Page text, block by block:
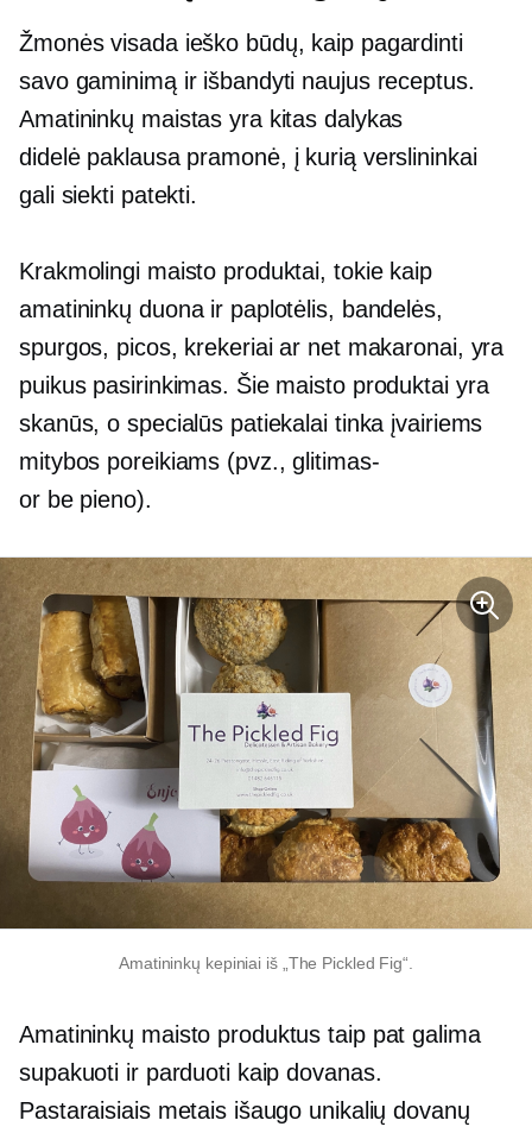
Žmonės visada ieško būdų, kaip pagardinti
savo gaminimą ir išbandyti naujus receptus.
Amatininkų maistas yra kitas dalykas
didelė paklausapramonė, į kurią verslininkai
gali siekti patekti.
Krakmolingi maisto produktai, tokie kaip
amatininkų duona ir paplotėlis, bandelės,
spurgos, picos, krekeriai ar net makaronai, yra
puikus pasirinkimas. Šie maisto produktai yra
skanūs, o specialūs patiekalai tinka įvairiems
mitybos poreikiams (pvz.,glitimas-
or be pieno).
Amatininkų kepiniai iš „The Pickled Fig“.
Amatininkų maisto produktus taip pat galima
supakuoti ir parduoti kaip dovanas.
Pastaraisiais metais išaugo unikalių dovanų